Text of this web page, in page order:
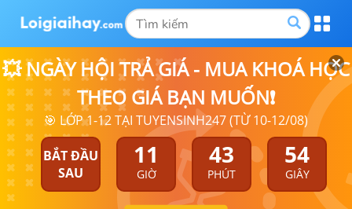
💥 NGÀY HỘI TRẢ GIÁ - MUA KHOÁ HỌC
THEO GIÁ BẠN MUỐN❗
🎯 LỚP 1-12 TẠI TUYENSINH247 (TỪ 10-12/08)
BẮT ĐẦU
SAU
11
GIỜ
43
PHÚT
54
GIÂY